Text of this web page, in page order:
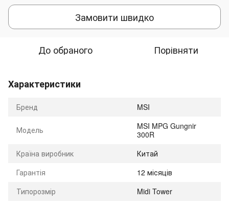
Замовити швидко
До обраного Порівняти
Характеристики
Бренд MSI
Модель
MSI MPG Gungnir
300R
Країна виробник
Китай
Гарантія
12 місяців
Типорозмір
Midi Tower